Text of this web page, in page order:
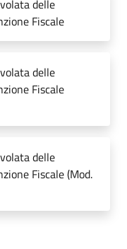
delle
Fiscale
delle
Fiscale
delle
Fiscale (Mod.